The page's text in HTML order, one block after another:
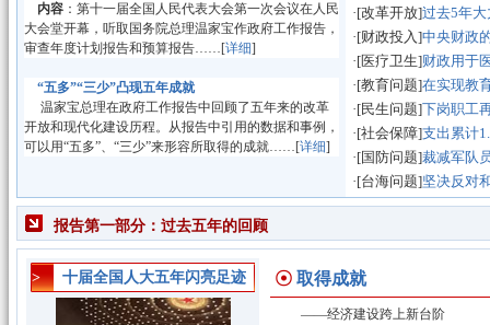
内容 ：第十一届全国人民代表大会第一次会议在人民
大会堂开幕，听取国务院总理温家宝作政府工作报告，
审查年度计划报告和预算报告……[详细]
“五多”“三少”凸现五年成就
温家宝总理在政府工作报告中回顾了五年来的改革
开放和现代化建设历程。从报告中引用的数据和事例，
可以用“五多”、“三少”来形容所取得的成就……[详细]
·[改革开放]过去5年
·[财政投入]中央财政
·[医疗卫生]财政用于
·[教育问题]在实现教
·[民生问题] 下岗职工
·[社会保障]支出累计
·[国防问题]裁减军队
·[台海问题]坚决反对
报告第一部分：过去五年的回顾
> 十届全国人大五年闪亮足迹 ☉ 取得成就
——经济建设跨上新台阶